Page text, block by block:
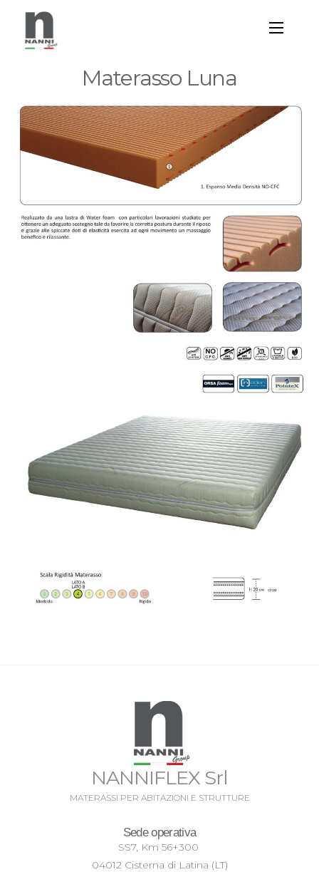
Materasso Luna
NANNIFLEX Srl
MATERASSI PER ABITAZIONI E STRUTTURE
Sede operativa
SS7, Km 56+300
04012 Cisterna di Latina (LT)